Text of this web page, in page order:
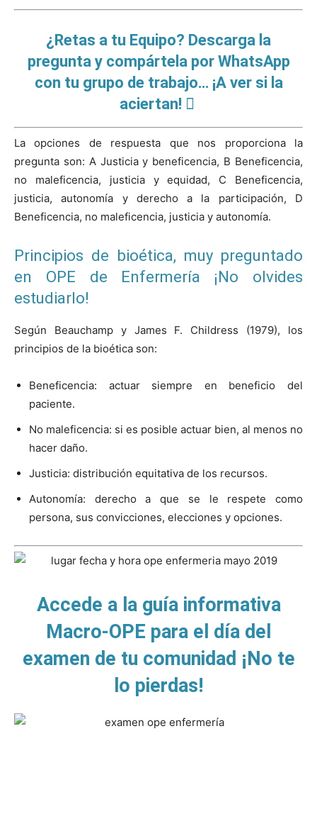
¿Retas a tu Equipo? Descarga la
pregunta y compártela por WhatsApp
con tu grupo de trabajo… ¡A ver si la
aciertan!
La opciones de respuesta que nos proporciona la
pregunta son: A Justicia y beneficencia, B Beneficencia,
no maleficencia, justicia y equidad, C Beneficencia,
justicia, autonomía y derecho a la participación, D
Beneficencia, no maleficencia, justicia y autonomía.
Principios de bioética, muy preguntado
en OPE de Enfermería ¡No olvides
estudiarlo!
Según Beauchamp y James F. Childress (1979), los
principios de la bioética son:
Beneficencia: actuar siempre en beneficio del
paciente.
No maleficencia: si es posible actuar bien, al menos no
hacer daño.
Justicia: distribución equitativa de los recursos.
Autonomía: derecho a que se le respete como
persona, sus convicciones, elecciones y opciones.
Accede a la guía informativa
Macro-OPE para el día del
examen de tu comunidad ¡No te
lo pierdas!